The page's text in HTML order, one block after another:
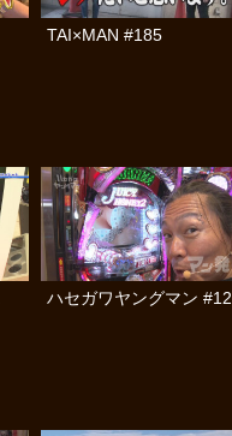
TAI×MAN #185
ハセガワヤングマン #12